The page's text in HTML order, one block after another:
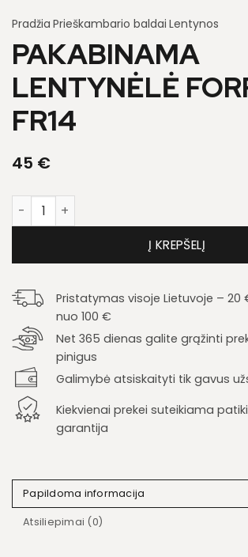
Pradžia Prieškambario baldai Lentynos
PAKABINAMA
LENTYNĖLĖ
FR14
45 €
produkto kiekis: Pakabinama lentynėlė
Į KREPŠELĮ
Pristatymas visoje Lietuvoje – 20
nuo 100 €
Net 365 dienas galite grąžinti
pinigus
Galimybė atsiskaityti tik gavus
Kiekvienai prekei suteikiama
garantija
Papildoma informacija
Atsiliepimai (0)